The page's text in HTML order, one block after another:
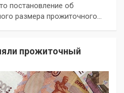
постановление об
размера прожиточного…
прожиточный